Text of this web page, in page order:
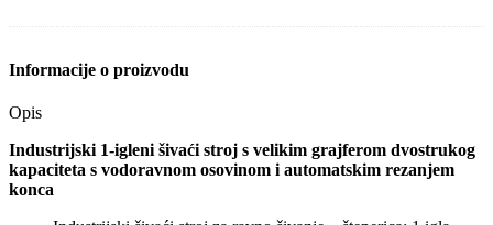
Informacije o proizvodu
Opis
Industrijski 1-igleni šivaći stroj s velikim grajferom dvostrukog
kapaciteta s vodoravnom osovinom i automatskim rezanjem
konca